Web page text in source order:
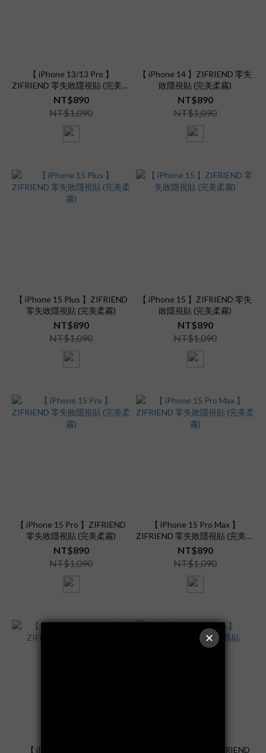
【 iPhone 13/13 Pro 】
ZIFRIEND 零失敗隱視貼 (完美柔
霧)
NT$890
NT$1,090
【 iPhone 14 】ZIFRIEND 零失
敗隱視貼 (完美柔霧)
NT$890
NT$1,090
【 iPhone 15 Plus 】ZIFRIEND
零失敗隱視貼 (完美柔霧)
NT$890
NT$1,090
【 iPhone 15 】ZIFRIEND 零失
敗隱視貼 (完美柔霧)
NT$890
NT$1,090
【 iPhone 15 Pro 】ZIFRIEND
零失敗隱視貼 (完美柔霧)
NT$890
NT$1,090
【 iPhone 15 Pro Max 】
ZIFRIEND 零失敗隱視貼 (完美柔
霧)
NT$890
NT$1,090
【 iPhone 16 Pro Max 】 【 iPhone 16 Pro 】ZIFRIEND